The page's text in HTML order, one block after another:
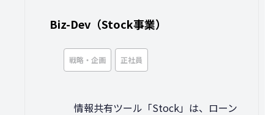
Biz-Dev（Stock事業）
戦略・企画 正社員
情報共有ツール「Stock」は、ローン